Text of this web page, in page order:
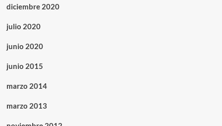
diciembre 2020
julio 2020
junio 2020
junio 2015
marzo 2014
marzo 2013